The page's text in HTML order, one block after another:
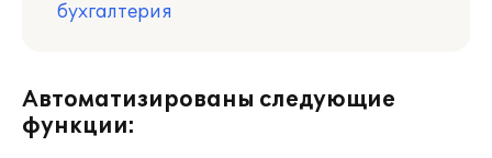
бухгалтерия
Автоматизированы следующие
функции: